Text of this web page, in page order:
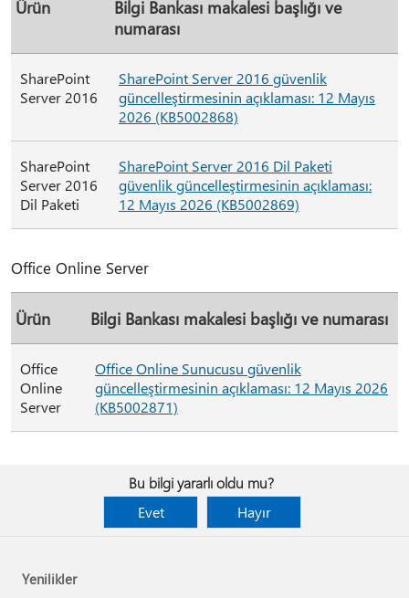
Ürün
Bilgi Bankası makalesi başlığı ve
numarası
SharePoint
Server 2016
SharePoint Server 2016 güvenlik
güncelleştirmesinin açıklaması: 12 Mayıs
2026 (KB5002868)
SharePoint
Server 2016
Dil Paketi
SharePoint Server 2016 Dil Paketi
güvenlik güncelleştirmesinin açıklaması:
12 Mayıs 2026 (KB5002869)
Office Online Server
Ürün Bilgi Bankası makalesi başlığı ve numarası
Office
Online
Server
Office Online Sunucusu güvenlik
güncelleştirmesinin açıklaması: 12 Mayıs 2026
(KB5002871)
Bu bilgi yararlı oldu mu?
Evet
Hayır
Yenilikler